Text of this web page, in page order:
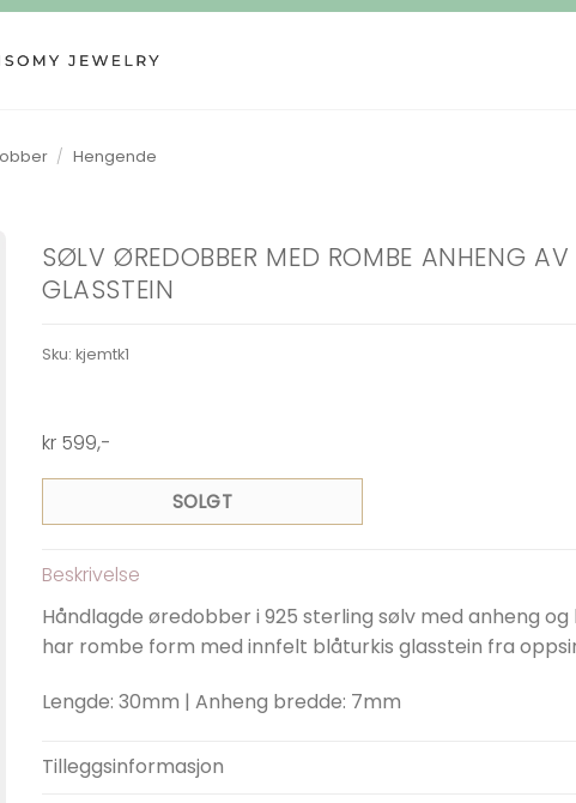
/ Hengende
SØLV ØREDOBBER MED ROMBE ANHENG AV
GLASSTEIN
Sku: kjemtk1
kr 599,-
SOLGT
Beskrivelse
Håndlagde øredobber i 925 sterling sølv med anheng og
har rombe form med innfelt blåturkis glasstein fra
Lengde: 30mm | Anheng bredde: 7mm
Tilleggsinformasjon